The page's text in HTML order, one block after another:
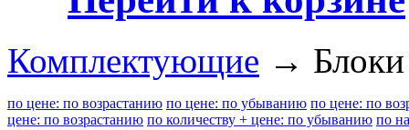
Комплектующие → Блоки
по цене: по возрастанию по цене: по убыванию по цене: по
цене: по возрастанию по количеству + цене: по убыванию по